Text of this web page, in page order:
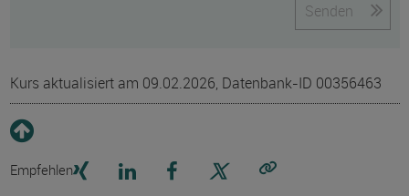
Senden
Kurs aktualisiert am 09.02.2026, Datenbank-ID 00356463
Empfehlen